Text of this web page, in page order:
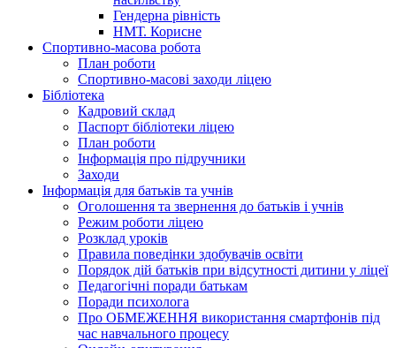
Гендерна рівність
НМТ. Корисне
Спортивно-масова робота
План роботи
Спортивно-масові заходи ліцею
Бібліотека
Кадровий склад
Паспорт бібліотеки ліцею
План роботи
Інформація про підручники
Заходи
Інформація для батьків та учнів
Оголошення та звернення до батьків і учнів
Режим роботи ліцею
Розклад уроків
Правила поведінки здобувачів освіти
Порядок дій батьків при відсутності дитини у ліцеї
Педагогічні поради батькам
Поради психолога
Про ОБМЕЖЕННЯ використання смартфонів під
час навчального процесу